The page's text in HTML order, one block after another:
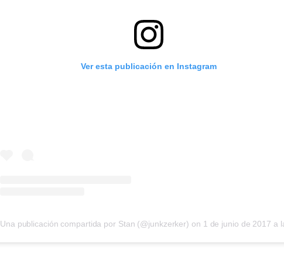
Ver esta publicación en Instagram
Una publicación compartida por Stan (@junkzerker) on 1 de junio de 2017 a las 10:01 am